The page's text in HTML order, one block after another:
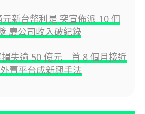
新台幣利是 突宣佈派 10 個
慶公司收入破紀錄
損失逾 50 億元 首 8 個月接近
賣平台成新興手法